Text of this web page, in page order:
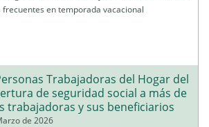
frecuentes en temporada vacacional
Trabajadoras del Hogar del
de seguridad social a más de
trabajadoras y sus beneficiarios
de 2026